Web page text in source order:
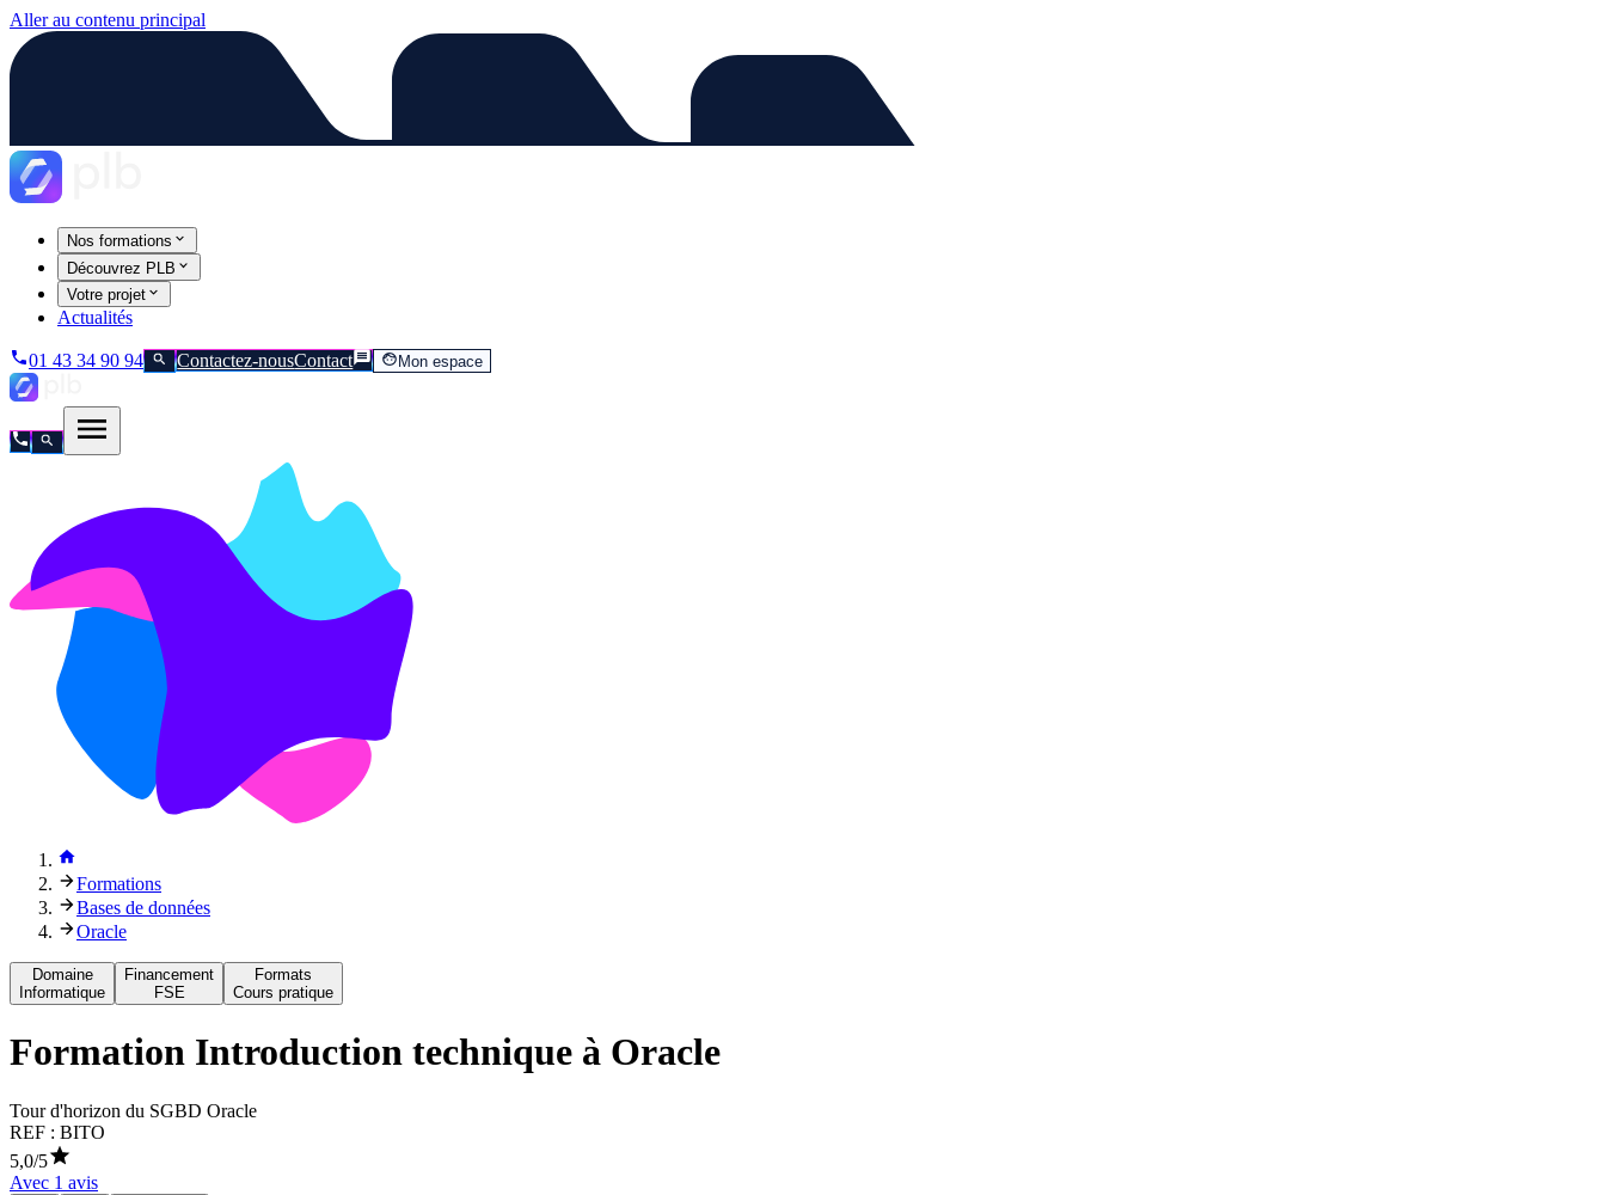
Aller au contenu principal
Nos formations
Découvrez PLB
Votre projet
Actualités
01 43 34 90 94 Contactez-nousContact Mon espace
Formations
Bases de données
Oracle
Domaine
Informatique
Financement
FSE
Formats
Cours pratique
Formation Introduction technique à Oracle
Tour d'horizon du SGBD Oracle
REF : BITO
5,0/5
Avec 1 avis